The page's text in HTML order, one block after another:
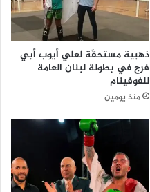
ذهبية مستحقّة لعلي أيوب أبي
فرج في بطولة لبنان العامة
للفوفينام
منذ يومين